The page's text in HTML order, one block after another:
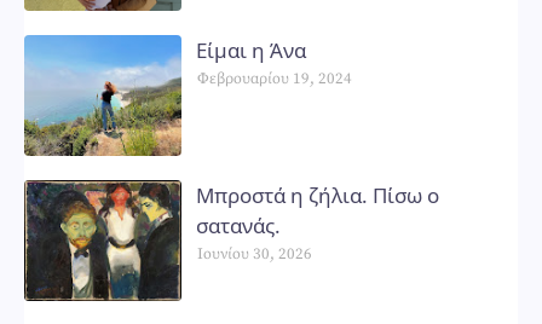
Είμαι η Άνα
Φεβρουαρίου 19, 2024
Μπροστά η ζήλια. Πίσω ο
σατανάς.
Ιουνίου 30, 2026